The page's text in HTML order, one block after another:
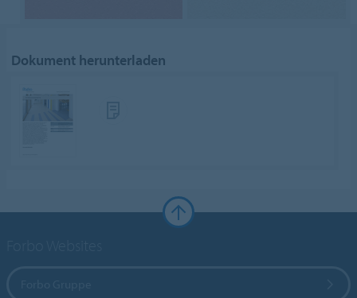
Dokument herunterladen